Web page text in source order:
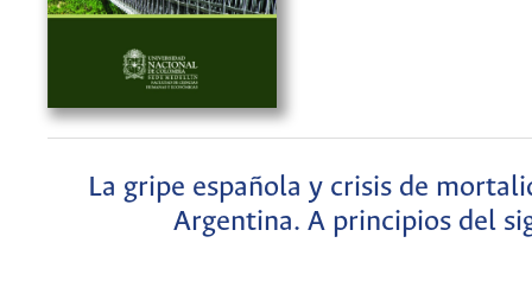
La gripe española y crisis de
Argentina. A principios del